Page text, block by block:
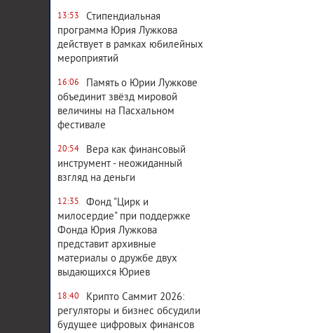
13:53
Стипендиальная
программа Юрия Лужкова
действует в рамках юбилейных
мероприятий
16:06
Память о Юрии Лужкове
объединит звёзд мировой
величины на Пасхальном
фестивале
20:54
Вера как финансовый
инструмент - неожиданный
взгляд на деньги
12:35
Фонд "Цирк и
милосердие" при поддержке
Фонда Юрия Лужкова
представит архивные
материалы о дружбе двух
выдающихся Юриев
18:40
Крипто Саммит 2026:
регуляторы и бизнес обсудили
будущее цифровых финансов